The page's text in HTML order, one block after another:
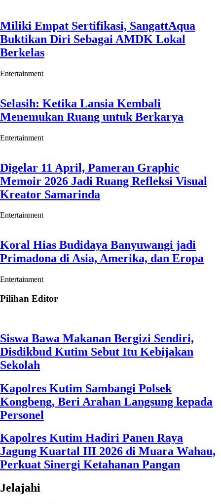
Miliki Empat Sertifikasi, SangattAqua
Buktikan Diri Sebagai AMDK Lokal
Berkelas
Entertainment
Selasih: Ketika Lansia Kembali
Menemukan Ruang untuk Berkarya
Entertainment
Digelar 11 April, Pameran Graphic
Memoir 2026 Jadi Ruang Refleksi Visual
Kreator Samarinda
Entertainment
Koral Hias Budidaya Banyuwangi jadi
Primadona di Asia, Amerika, dan Eropa
Entertainment
Pilihan Editor
Siswa Bawa Makanan Bergizi Sendiri,
Disdikbud Kutim Sebut Itu Kebijakan
Sekolah
Kapolres Kutim Sambangi Polsek
Kongbeng, Beri Arahan Langsung kepada
Personel
Kapolres Kutim Hadiri Panen Raya
Jagung Kuartal III 2026 di Muara Wahau,
Perkuat Sinergi Ketahanan Pangan
Jelajahi